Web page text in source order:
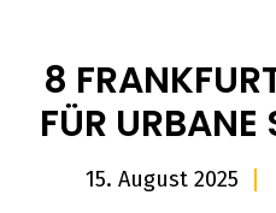
8
FÜR
15. August 2025